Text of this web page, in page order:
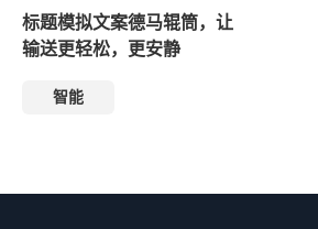
标题模拟文案德马辊筒，让
输送更轻松，更安静
智能